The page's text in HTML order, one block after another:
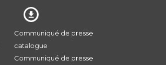
Communiqué de presse
catalogue
Communiqué de presse